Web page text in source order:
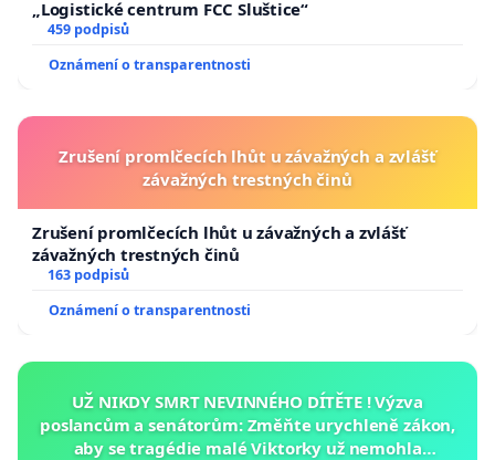
„Logistické centrum FCC Sluštice“
459 podpisů
Oznámení o transparentnosti
Zrušení promlčecích lhůt u závažných a zvlášť
závažných trestných činů
Zrušení promlčecích lhůt u závažných a zvlášť
závažných trestných činů
163 podpisů
Oznámení o transparentnosti
UŽ NIKDY SMRT NEVINNÉHO DÍTĚTE ! Výzva
poslancům a senátorům: Změňte urychleně zákon,
aby se tragédie malé Viktorky už nemohla